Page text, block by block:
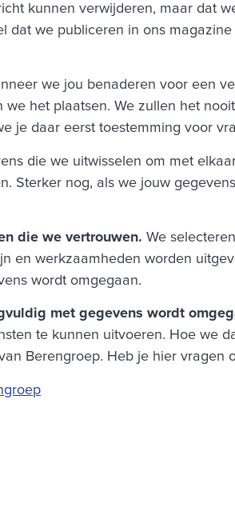
kunnen verwijderen, maar dat
dat we publiceren in ons
we jou benaderen voor een
het plaatsen. We zullen het
je daar eerst toestemming voor
die we uitwisselen om met
Sterker nog, als we jouw
die we vertrouwen. We
en werkzaamheden worden
wordt omgegaan.
met gegevens wordt
te kunnen uitvoeren. Hoe we
Berengroep. Heb je hier vragen